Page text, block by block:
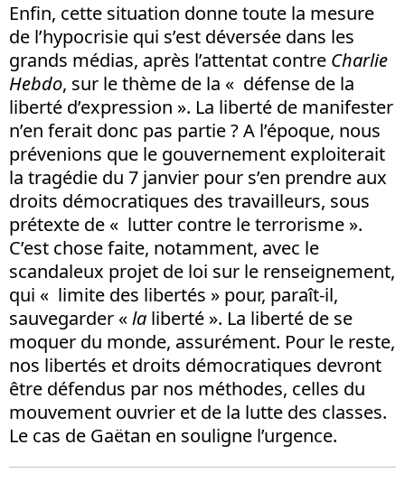
Enfin, cette situation donne toute la mesure
de l’hypocrisie qui s’est déversée dans les
grands médias, après l’attentat contre Charlie
Hebdo, sur le thème de la « défense de la
liberté d’expression ». La liberté de manifester
n’en ferait donc pas partie ? A l’époque, nous
prévenions que le gouvernement exploiterait
la tragédie du 7 janvier pour s’en prendre aux
droits démocratiques des travailleurs, sous
prétexte de « lutter contre le terrorisme ».
C’est chose faite, notamment, avec le
scandaleux projet de loi sur le renseignement,
qui « limite des libertés » pour, paraît-il,
sauvegarder «la liberté ». La liberté de se
moquer du monde, assurément. Pour le reste,
nos libertés et droits démocratiques devront
être défendus par nos méthodes, celles du
mouvement ouvrier et de la lutte des classes.
Le cas de Gaëtan en souligne l’urgence.